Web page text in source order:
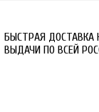
БЫСТРАЯ ДОСТАВКА
ВЫДАЧИ ПО ВСЕЙ